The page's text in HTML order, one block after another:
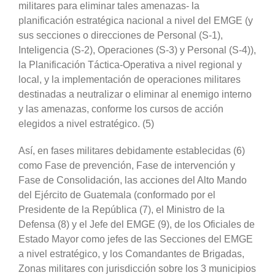
militares para eliminar tales amenazas- la
planificación estratégica nacional a nivel del EMGE (y
sus secciones o direcciones de Personal (S-1),
Inteligencia (S-2), Operaciones (S-3) y Personal (S-4)),
la Planificación Táctica-Operativa a nivel regional y
local, y la implementación de operaciones militares
destinadas a neutralizar o eliminar al enemigo interno
y las amenazas, conforme los cursos de acción
elegidos a nivel estratégico. (5)
Así, en fases militares debidamente establecidas (6)
como Fase de prevención, Fase de intervención y
Fase de Consolidación, las acciones del Alto Mando
del Ejército de Guatemala (conformado por el
Presidente de la República (7), el Ministro de la
Defensa (8) y el Jefe del EMGE (9), de los Oficiales de
Estado Mayor como jefes de las Secciones del EMGE
a nivel estratégico, y los Comandantes de Brigadas,
Zonas militares con jurisdicción sobre los 3 municipios